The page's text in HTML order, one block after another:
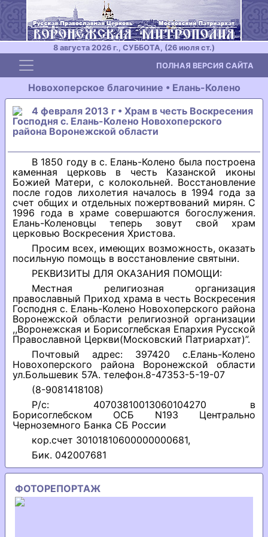
8 августа 2026 г., СУББОТА, (26 июля ст.)
Toggle navigation ПОЛНАЯ ВЕРСИЯ САЙТА
Новохоперское благочиние • Елань-Колено
4 февраля 2013 г • Храм в честь Воскресения
Господня с. Елань-Колено Новохоперского
района Воронежской области
В 1850 году в с. Елань-Колено была построена
каменная церковь в честь Казанской иконы
Божией Матери, с колокольней. Восстановление
после годов лихолетия началось в 1994 года за
счет общих и отдельных пожертвований мирян. С
1996 года в храме совершаются богослужения.
Елань-Коленовцы теперь зовут свой храм
церковью Воскресения Христова.
Просим всех, имеющих возможность, оказать
посильную помощь в восстановление святыни.
РЕКВИЗИТЫ ДЛЯ ОКАЗАНИЯ ПОМОЩИ:
Местная религиозная организация
православный Приход храма в честь Воскресения
Господня с. Елань-Колено Новохоперского района
Воронежской области религиозной организации
,,Воронежская и Борисоглебская Епархия Русской
Православной Церкви(Московский Патриархат)”.
Почтовый адрес: 397420 с.Елань-Колено
Новохоперского района Воронежской области
ул.Большевик 57А. телефон.8-47353-5-19-07
(8-9081418108)
Р/с: 40703810013060104270 в
Борисоглебском ОСБ N193 Центрально
Черноземного Банка СБ России
кор.счет 30101810600000000681,
Бик. 042007681
ФОТОРЕПОРТАЖ